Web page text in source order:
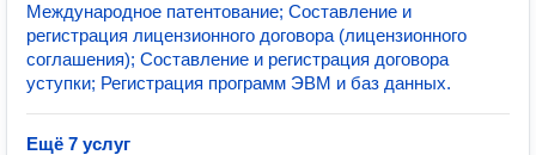
Международное патентование; Составление и
регистрация лицензионного договора (лицензионного
соглашения); Составление и регистрация договора
уступки; Регистрация программ ЭВМ и баз данных.
Ещё 7 услуг